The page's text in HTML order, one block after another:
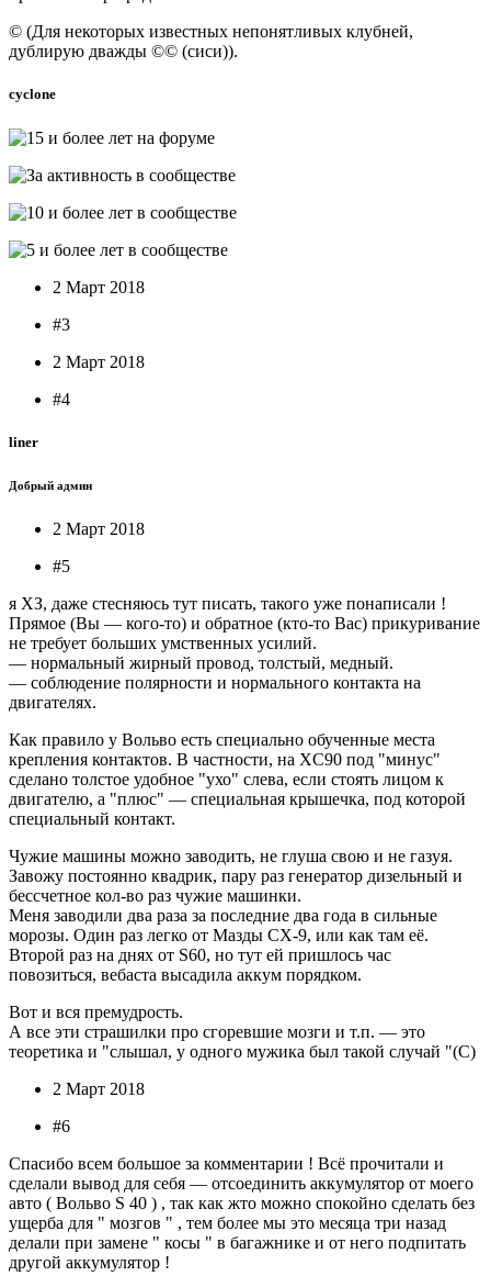
© (Для некоторых известных непонятливых клубней,
дублирую дважды ©© (сиси)).
cyclone
2 Март 2018
#3
2 Март 2018
#4
liner
Добрый админ
2 Март 2018
#5
я ХЗ, даже стесняюсь тут писать, такого уже понаписали !
Прямое (Вы — кого-то) и обратное (кто-то Вас) прикуривание
не требует больших умственных усилий.
— нормальный жирный провод, толстый, медный.
— соблюдение полярности и нормального контакта на
двигателях.
Как правило у Вольво есть специально обученные места
крепления контактов. В частности, на XС90 под "минус"
сделано толстое удобное "ухо" слева, если стоять лицом к
двигателю, а "плюс" — специальная крышечка, под которой
специальный контакт.
Чужие машины можно заводить, не глуша свою и не газуя.
Завожу постоянно квадрик, пару раз генератор дизельный и
бессчетное кол-во раз чужие машинки.
Меня заводили два раза за последние два года в сильные
морозы. Один раз легко от Мазды CX-9, или как там её.
Второй раз на днях от S60, но тут ей пришлось час
повозиться, вебаста высадила аккум порядком.
Вот и вся премудрость.
А все эти страшилки про сгоревшие мозги и т.п. — это
теоретика и "слышал, у одного мужика был такой случай "(С)
2 Март 2018
#6
Спасибо всем большое за комментарии ! Всё прочитали и
сделали вывод для себя — отсоединить аккумулятор от моего
авто ( Вольво S 40 ) , так как жто можно спокойно сделать без
ущерба для " мозгов " , тем более мы это месяца три назад
делали при замене " косы " в багажнике и от него подпитать
другой аккумулятор !